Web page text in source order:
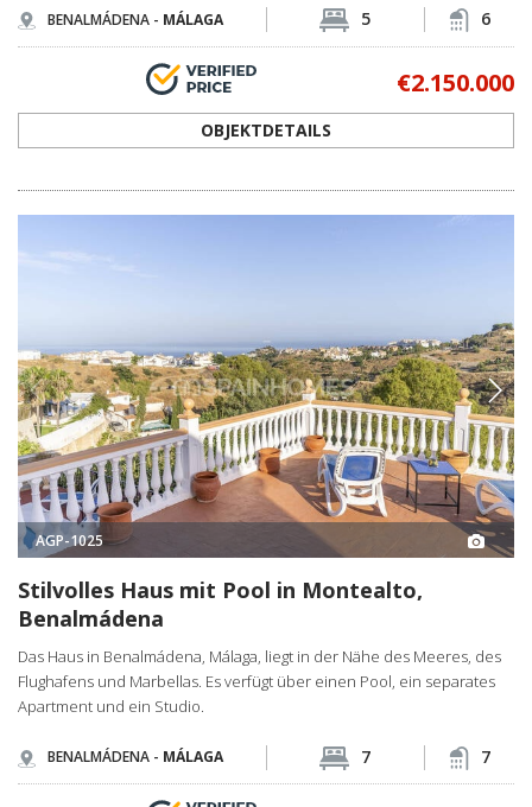
BENALMÁDENA - MÁLAGA 5 6
€2.150.000
OBJEKTDETAILS
AGP-1025
Stilvolles Haus mit Pool in Montealto,
Benalmádena
Das Haus in Benalmádena, Málaga, liegt in der Nähe des Meeres, des
Flughafens und Marbellas. Es verfügt über einen Pool, ein separates
Apartment und ein Studio.
BENALMÁDENA - MÁLAGA 7 7